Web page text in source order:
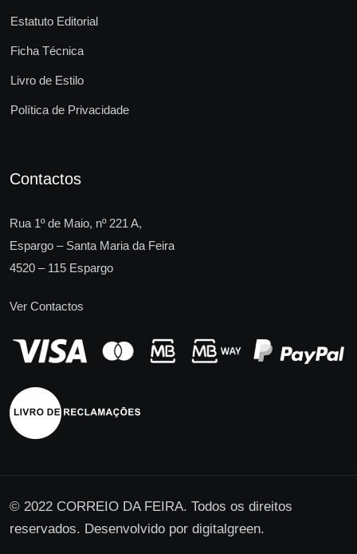
Estatuto Editorial
Ficha Técnica
Livro de Estilo
Política de Privacidade
Contactos
Rua 1º de Maio, nº 221 A,
Espargo – Santa Maria da Feira
4520 – 115 Espargo
Ver Contactos
© 2022 CORREIO DA FEIRA. Todos os direitos
reservados. Desenvolvido por digitalgreen.